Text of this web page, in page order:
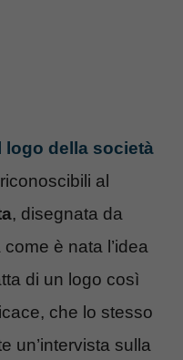
logo della società
al
, disegnata da
è nata l’idea
di un logo così
che lo stesso
un’intervista sulla